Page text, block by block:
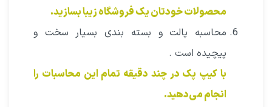
محصولات خودتان یک فروشگاه زیبا بسازید.
محاسبه پالت و بسته بندی بسیار سخت و
پیچیده است .
با کیپ پک در چند دقیقه تمام این محاسبات را
انجام می‌دهید.